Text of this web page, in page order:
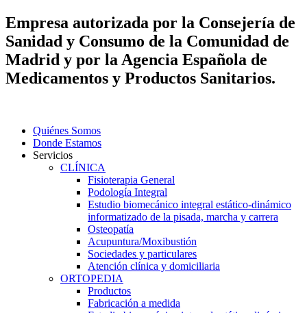
Empresa autorizada por la Consejería de
Sanidad y Consumo de la Comunidad de
Madrid y por la Agencia Española de
Medicamentos y Productos Sanitarios.
Quiénes Somos
Donde Estamos
Servicios
CLÍNICA
Fisioterapia General
Podología Integral
Estudio biomecánico integral estático-dinámico
informatizado de la pisada, marcha y carrera
Osteopatía
Acupuntura/Moxibustión
Sociedades y particulares
Atención clínica y domiciliaria
ORTOPEDIA
Productos
Fabricación a medida